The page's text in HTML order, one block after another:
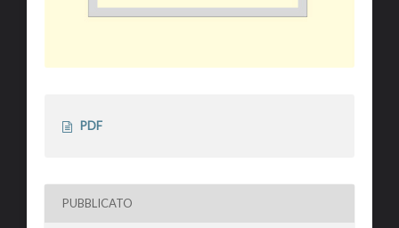
PDF
PUBBLICATO